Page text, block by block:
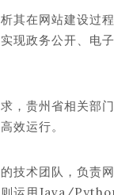
其在网站建设过
现政务公开、电
，贵州省相关部
效运行。
技术团队，负责